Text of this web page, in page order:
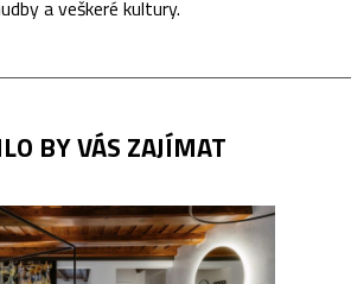
a veškeré kultury.
BY VÁS ZAJÍMAT